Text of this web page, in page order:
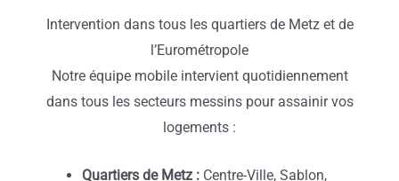
Intervention dans tous les quartiers de Metz et de
l’Eurométropole
Notre équipe mobile intervient quotidiennement
dans tous les secteurs messins pour assainir vos
logements :
Quartiers de Metz : Centre-Ville, Sablon,